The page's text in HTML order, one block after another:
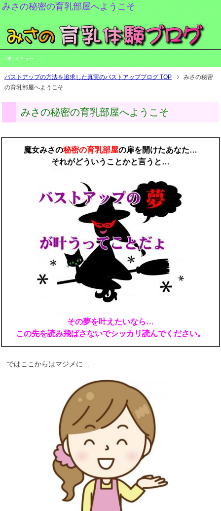
みさの秘密の育乳部屋へようこそ
メニュー
バストアップの方法を追求した真実のバストアップブログ TOP
みさの秘密
の育乳部屋へようこそ
みさの秘密の育乳部屋へようこそ
魔女みさの秘密の育乳部屋の扉を開けたあなた…
それがどういうことかと言うと…
その夢を叶えたいなら…
この先を読み飛ばさないでシッカリ読んでください。
ではここからはマジメに…